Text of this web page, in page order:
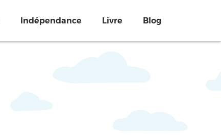
Indépendance Livre Blog